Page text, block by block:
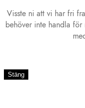
Visste ni att vi har fri
behöver inte handla för
Stäng